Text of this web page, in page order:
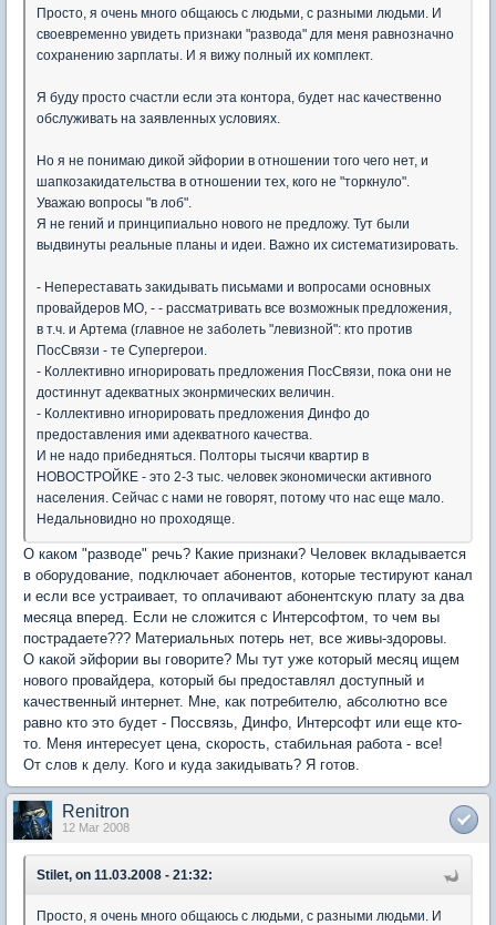
Просто, я очень много общаюсь с людьми, с разными людьми. И
своевременно увидеть признаки "развода" для меня равнозначно
сохранению зарплаты. И я вижу полный их комплект.
Я буду просто счастли если эта контора, будет нас качественно
обслуживать на заявленных условиях.
Но я не понимаю дикой эйфории в отношении того чего нет, и
шапкозакидательства в отношении тех, кого не "торкнуло".
Уважаю вопросы "в лоб".
Я не гений и принципиально нового не предложу. Тут были
выдвинуты реальные планы и идеи. Важно их систематизировать.
- Непереставать закидывать письмами и вопросами основных
провайдеров МО, - - рассматривать все возможнык предложения,
в т.ч. и Артема (главное не заболеть "левизной": кто против
ПосСвязи - те Супергерои.
- Коллективно игнорировать предложения ПосСвязи, пока они не
достиннут адекватных эконрмических величин.
- Коллективно игнорировать предложения Динфо до
предоставления ими адекватного качества.
И не надо прибедняться. Полторы тысячи квартир в
НОВОСТРОЙКЕ - это 2-3 тыс. человек экономически активного
населения. Сейчас с нами не говорят, потому что нас еще мало.
Недальновидно но проходяще.
О каком "разводе" речь? Какие признаки? Человек вкладывается
в оборудование, подключает абонентов, которые тестируют канал
и если все устраивает, то оплачивают абонентскую плату за два
месяца вперед. Если не сложится с Интерсофтом, то чем вы
пострадаете??? Материальных потерь нет, все живы-здоровы.
О какой эйфории вы говорите? Мы тут уже который месяц ищем
нового провайдера, который бы предоставлял доступный и
качественный интернет. Мне, как потребителю, абсолютно все
равно кто это будет - Поссвязь, Динфо, Интерсофт или еще кто-
то. Меня интересует цена, скорость, стабильная работа - все!
От слов к делу. Кого и куда закидывать? Я готов.
Renitron
12 Mar 2008
Stilet, on 11.03.2008 - 21:32:
Просто, я очень много общаюсь с людьми, с разными людьми. И